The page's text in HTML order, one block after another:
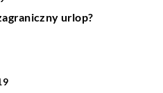
urlop?